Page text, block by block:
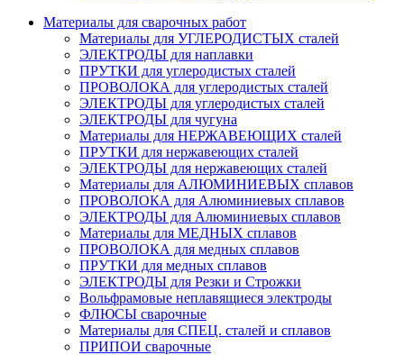
Материалы для сварочных работ
Материалы для УГЛЕРОДИСТЫХ сталей
ЭЛЕКТРОДЫ для наплавки
ПРУТКИ для углеродистых сталей
ПРОВОЛОКА для углеродистых сталей
ЭЛЕКТРОДЫ для углеродистых сталей
ЭЛЕКТРОДЫ для чугуна
Материалы для НЕРЖАВЕЮЩИХ сталей
ПРУТКИ для нержавеющих сталей
ЭЛЕКТРОДЫ для нержавеющих сталей
Материалы для АЛЮМИНИЕВЫХ сплавов
ПРОВОЛОКА для Алюминиевых сплавов
ЭЛЕКТРОДЫ для Алюминиевых сплавов
Материалы для МЕДНЫХ сплавов
ПРОВОЛОКА для медных сплавов
ПРУТКИ для медных сплавов
ЭЛЕКТРОДЫ для Резки и Строжки
Вольфрамовые неплавящиеся электроды
ФЛЮСЫ сварочные
Материалы для СПЕЦ. сталей и сплавов
ПРИПОИ сварочные